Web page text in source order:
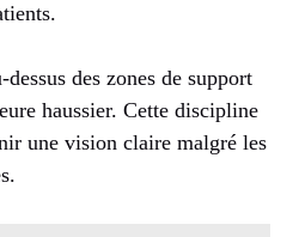
des zones de support
haussier. Cette discipline
une vision claire malgré les